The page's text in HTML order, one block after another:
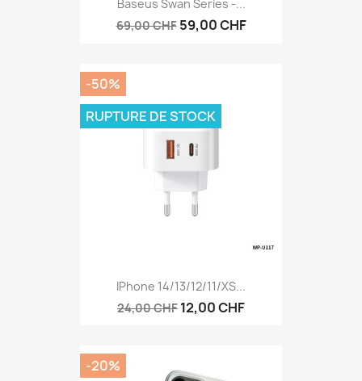
Baseus Swan Series -...
69,00 CHF 59,00 CHF
IPhone 14/13/12/11/XS...
24,00 CHF 12,00 CHF
-50%
RUPTURE DE STOCK
-20%